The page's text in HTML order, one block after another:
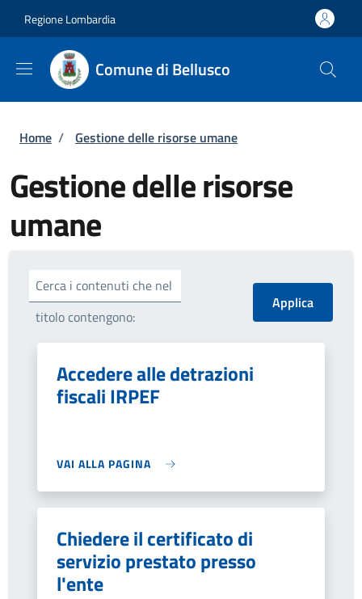
Regione Lombardia
Comune di Bellusco
Briciole di pane
Home / Gestione delle risorse umane
Gestione delle risorse
umane
Cerca i contenuti che nel
titolo contengono:
Accedere alle detrazioni
fiscali IRPEF
VAI ALLA PAGINA
Chiedere il certificato di
servizio prestato presso
l'ente